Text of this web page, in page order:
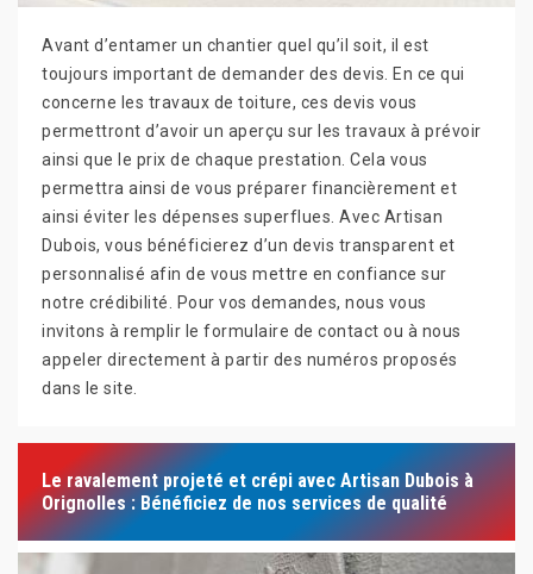
Avant d’entamer un chantier quel qu’il soit, il est
toujours important de demander des devis. En ce qui
concerne les travaux de toiture, ces devis vous
permettront d’avoir un aperçu sur les travaux à prévoir
ainsi que le prix de chaque prestation. Cela vous
permettra ainsi de vous préparer financièrement et
ainsi éviter les dépenses superflues. Avec Artisan
Dubois, vous bénéficierez d’un devis transparent et
personnalisé afin de vous mettre en confiance sur
notre crédibilité. Pour vos demandes, nous vous
invitons à remplir le formulaire de contact ou à nous
appeler directement à partir des numéros proposés
dans le site.
Le ravalement projeté et crépi avec Artisan Dubois à
Orignolles : Bénéficiez de nos services de qualité